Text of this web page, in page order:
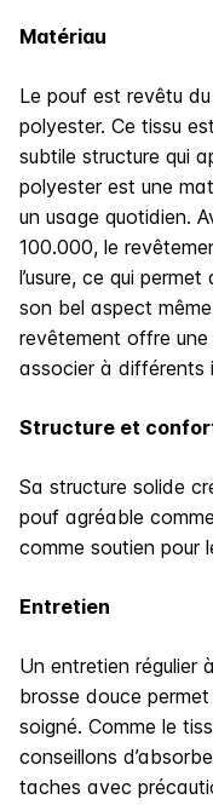
Matériau
Le pouf est revêtu
polyester. Ce tissu
subtile structure qui
polyester est une
un usage quotidien.
100.000, le
l’usure, ce qui
son bel aspect
revêtement offre
associer à différents
Structure et
Sa structure solide
pouf agréable
comme soutien pour
Entretien
Un entretien régulier
brosse douce
soigné. Comme le
conseillons
taches avec